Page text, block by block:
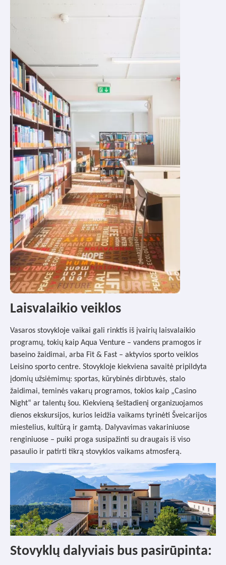
Laisvalaikio veiklos
Vasaros stovykloje vaikai gali rinktis iš įvairių laisvalaikio
programų, tokių kaip Aqua Venture – vandens pramogos ir
baseino žaidimai, arba Fit & Fast – aktyvios sporto veiklos
Leisino sporto centre. Stovykloje kiekviena savaitė pripildyta
įdomių užsiėmimų: sportas, kūrybinės dirbtuvės, stalo
žaidimai, teminės vakarų programos, tokios kaip „Casino
Night“ ar talentų šou. Kiekvieną šeštadienį organizuojamos
dienos ekskursijos, kurios leidžia vaikams tyrinėti Šveicarijos
miestelius, kultūrą ir gamtą. Dalyvavimas vakariniuose
renginiuose – puiki proga susipažinti su draugais iš viso
pasaulio ir patirti tikrą stovyklos vaikams atmosferą.
Stovyklų dalyviais bus pasirūpinta: